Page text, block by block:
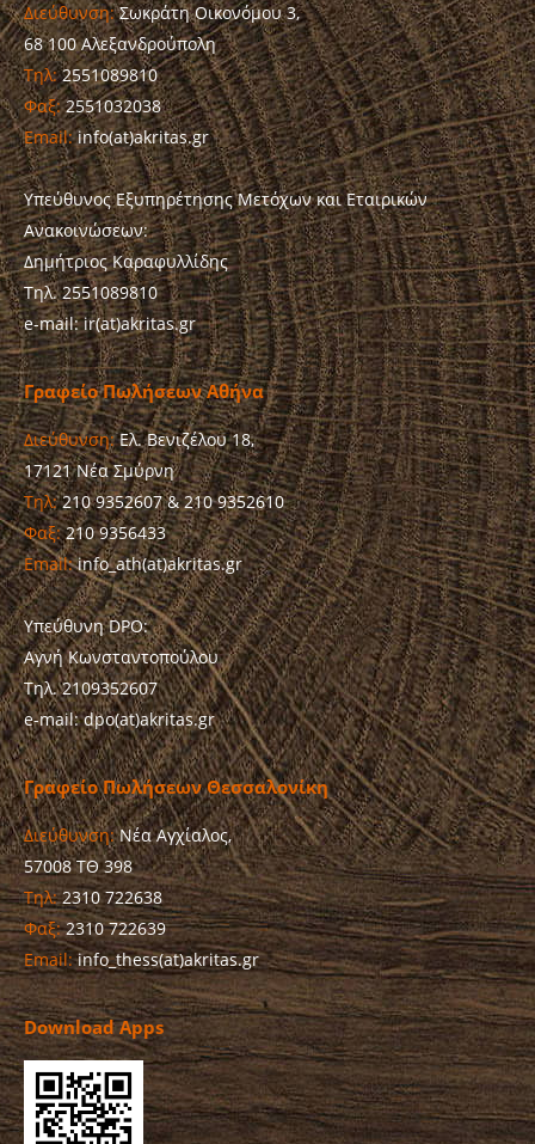
Διεύθυνση:Σωκράτη Οικονόμου 3,
68 100 Αλεξανδρούπολη
Τηλ:2551089810
Φαξ:2551032038
Email:info(at)akritas.gr
Υπεύθυνος Εξυπηρέτησης Μετόχων και Εταιρικών
Ανακοινώσεων:
Δημήτριος Καραφυλλίδης
Τηλ. 2551089810
e-mail: ir(at)akritas.gr
Γραφείο Πωλήσεων Αθήνα
Διεύθυνση:Ελ. Βενιζέλου 18,
17121 Νέα Σμύρνη
Τηλ:210 9352607 & 210 9352610
Φαξ:210 9356433
Email:info_ath(at)akritas.gr
Υπεύθυνη DPO:
Αγνή Κωνσταντοπούλου
Τηλ. 2109352607
e-mail: dpo(at)akritas.gr
Γραφείο Πωλήσεων Θεσσαλονίκη
Διεύθυνση:Νέα Αγχίαλος,
57008 ΤΘ 398
Τηλ:2310 722638
Φαξ:2310 722639
Email:info_thess(at)akritas.gr
Download Apps